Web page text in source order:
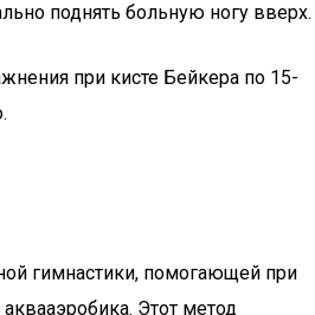
поднять больную ногу вверх.
при кисте Бейкера по 15-
гимнастики, помогающей при
Этот метод